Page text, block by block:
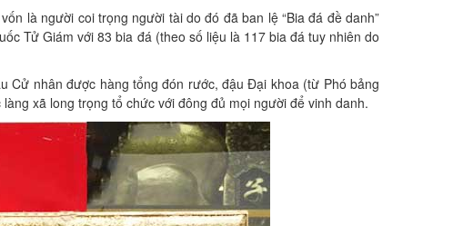
là người coi trọng người tài do đó đã ban lệ “Bia đá đề danh”
Tử Giám với 83 bia đá (theo số liệu là 117 bia đá tuy nhiên do
Cử nhân được hàng tổng đón rước, đậu Đại khoa (từ Phó bảng
xã long trọng tổ chức với đông đủ mọi người để vinh danh.